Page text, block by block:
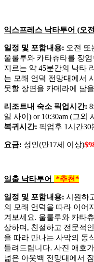
익스프레스 낙타투어 (오
일정 및 포함내용: 오전 또
울룰루와 카타츄타를 장
지르는 약 45분간의 낙타
는 모래 언덕 전망대에서
못할 장면을 카메라에 담
리조트내 숙소 픽업시간:
일 사이) or 10:30am (그외
복귀시간: 픽업후 1시간30
요금: 성인(만17세 이상)
일출 낙타투어 *추천*
일정 및 포함내용: 시원하
의 모래 언덕을 따라 이어
겨보세요. 울룰루와 카타
상하며, 친절하고 전문적
을 따라 만나는 사막의 동
들려드립니다. 사진 애호
넓은 아웃백 전망대에서